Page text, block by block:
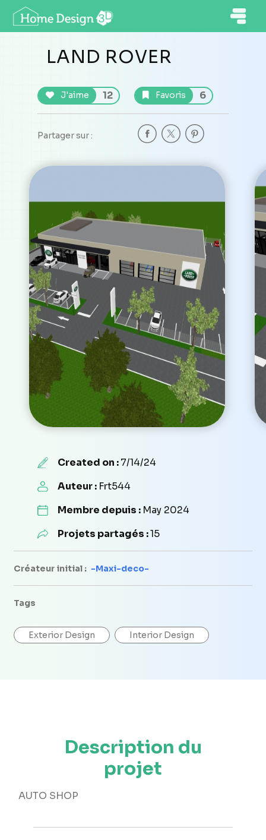
LAND ROVER
J'aime 12 Favoris 6
Partager sur :
Created on :7/14/24
Auteur : Frt544
Membre depuis : May 2024
Projets partagés :15
Créateur initial : -Maxi-deco-
Tags
Exterior Design Interior Design
Description du
projet
AUTO SHOP